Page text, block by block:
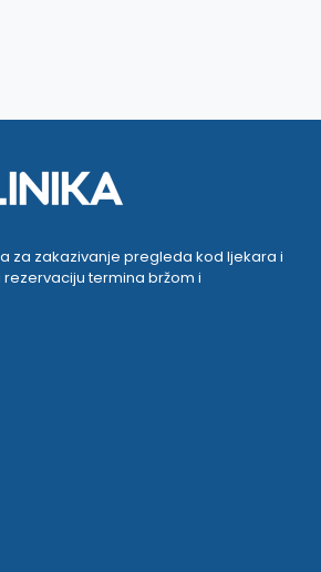
za zakazivanje pregleda kod ljekara i
termina bržom i